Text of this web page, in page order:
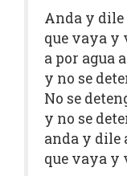
Anda y dile
que vaya y
a por agua
y no se
No se
y no se
anda y dile
que vaya y